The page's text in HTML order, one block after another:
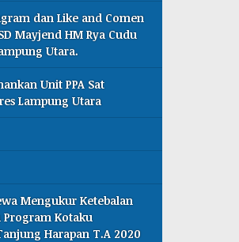
dan Like and Comen
Mayjend HM Rya Cudu
Utara.
Unit PPA Sat
Lampung Utara
Mengukur Ketebalan
Program Kotaku
Harapan T.A 2020